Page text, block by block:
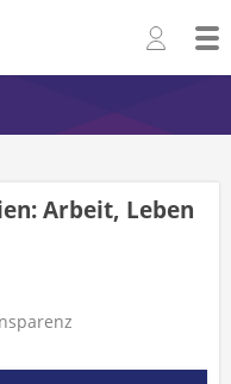
Arbeit, Leben